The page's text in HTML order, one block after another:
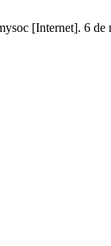
[Internet]. 6 de